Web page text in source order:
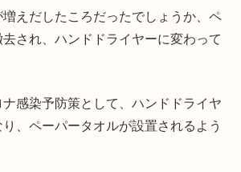
増えだしたころだったでしょうか、ペ
され、ハンドドライヤーに変わって
ナ感染予防策として、ハンドドライヤ
、ペーパータオルが設置されるよう